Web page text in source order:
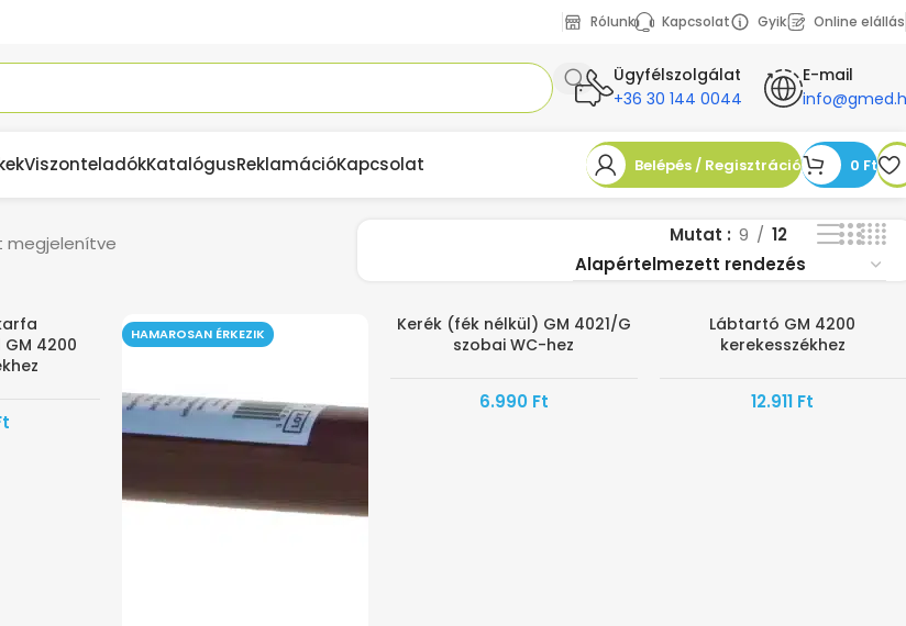
Rólunk Kapcsolat Gyik Online elállás
Ügyfélszolgálat
+36 30 144 0044
E-mail
ViszonteladókKatalógusReklamációKapcsolat Belépés / Regisztráció 0 Ft
megjelenítve Mutat 9 12
4200
HAMAROSAN ÉRKEZIK
Kerék (fék nélkül) GM 4021/G
szobai WC-hez
6.990 Ft
HAMAROSAN ÉRKEZIK
Lábtartó GM 4200
kerekesszékhez
12.911 Ft